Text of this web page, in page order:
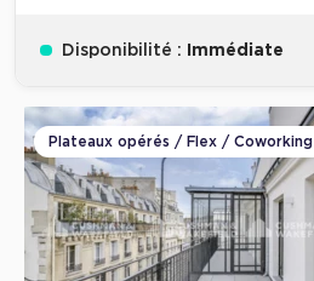
Disponibilité : Immédiate
Plateaux opérés / Flex / Coworking